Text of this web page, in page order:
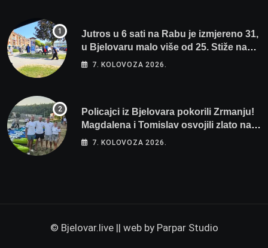
Jutros u 6 sati na Rabu je izmjereno 31,
u Bjelovaru malo više od 25. Stiže nam
promjena vremena
7. KOLOVOZA 2026.
Policajci iz Bjelovara pokorili Zrmanju!
Magdalena i Tomislav osvojili zlato na
zahtjevnom Kajak kupu POSKOK 3
7. KOLOVOZA 2026.
© Bjelovar.live || web by Parpar Studio